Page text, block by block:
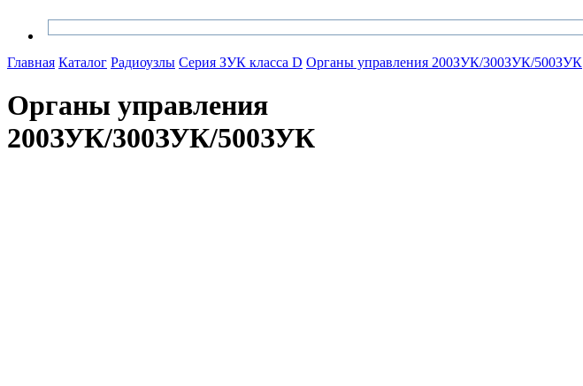
Главная Каталог Радиоузлы Серия ЗУК класса D Органы управления 200ЗУК/300ЗУК/500ЗУК
Органы управления
200ЗУК/300ЗУК/500ЗУК